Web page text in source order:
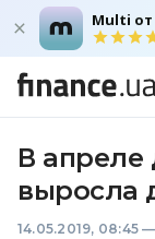
Multi от
В апреле
выросла
14.05.2019, 08:45 —